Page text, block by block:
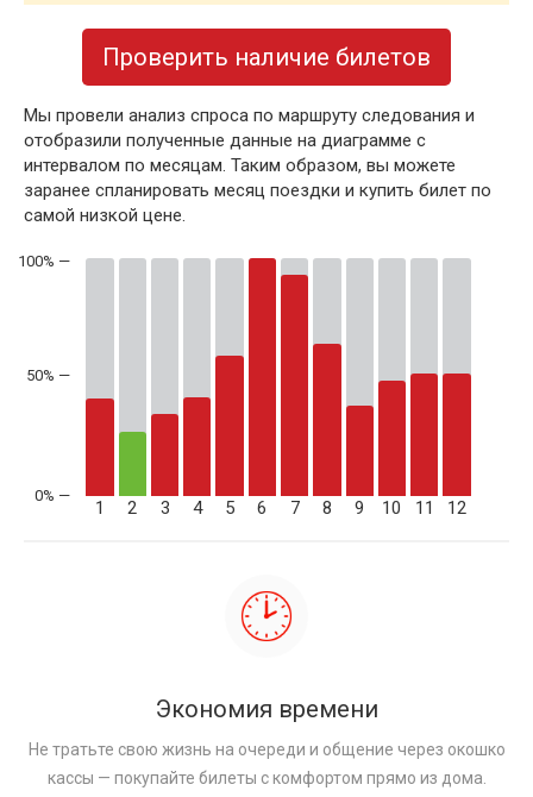
Проверить наличие билетов
Мы провели анализ спроса по маршруту следования и
отобразили полученные данные на диаграмме с
интервалом по месяцам. Таким образом, вы можете
заранее спланировать месяц поездки и купить билет по
самой низкой цене.
50% —
1 2 3 4 5 6 7 8 9 10 11 12
Экономия времени
Не тратьте свою жизнь на очереди и общение через окошко
кассы — покупайте билеты с комфортом прямо из дома.